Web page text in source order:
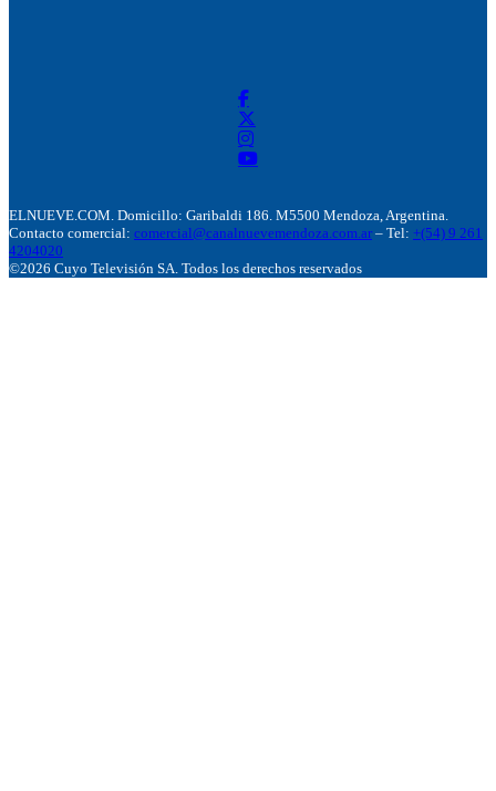
ELNUEVE.COM. Domicillo: Garibaldi 186. M5500 Mendoza, Argentina.
Contacto comercial: comercial@canalnuevemendoza.com.ar – Tel: +(54) 9 261
4204020
©2026 Cuyo Televisión SA. Todos los derechos reservados